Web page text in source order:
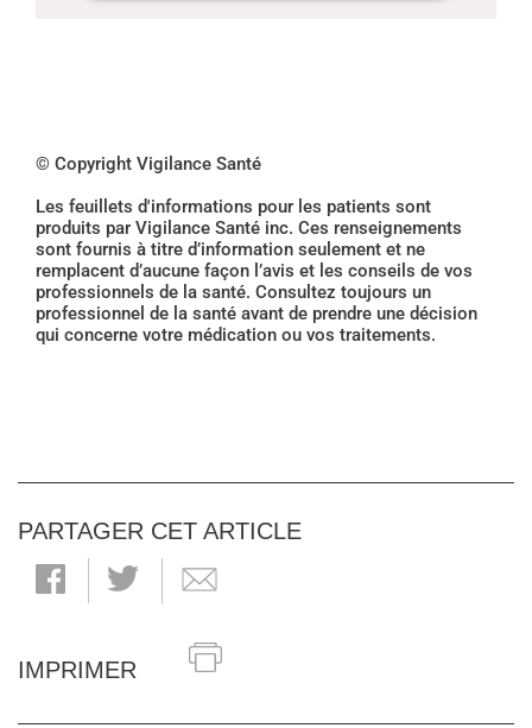
© Copyright Vigilance Santé
Les feuillets d'informations pour les patients sont
produits par Vigilance Santé inc. Ces renseignements
sont fournis à titre d’information seulement et ne
remplacent d’aucune façon l’avis et les conseils de vos
professionnels de la santé. Consultez toujours un
professionnel de la santé avant de prendre une décision
qui concerne votre médication ou vos traitements.
PARTAGER CET ARTICLE
IMPRIMER